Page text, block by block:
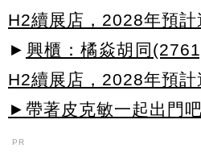
H2續展店，2028年預計
► 興櫃：橘焱胡同
H2續展店，2028年預計
►帶著皮克敏一起出門吧
PR